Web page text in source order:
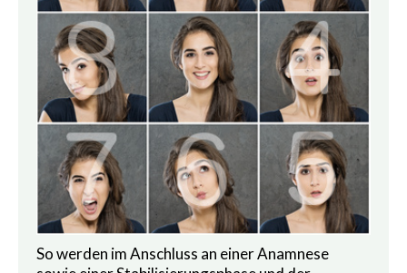
So werden im Anschluss an einer Anamnese